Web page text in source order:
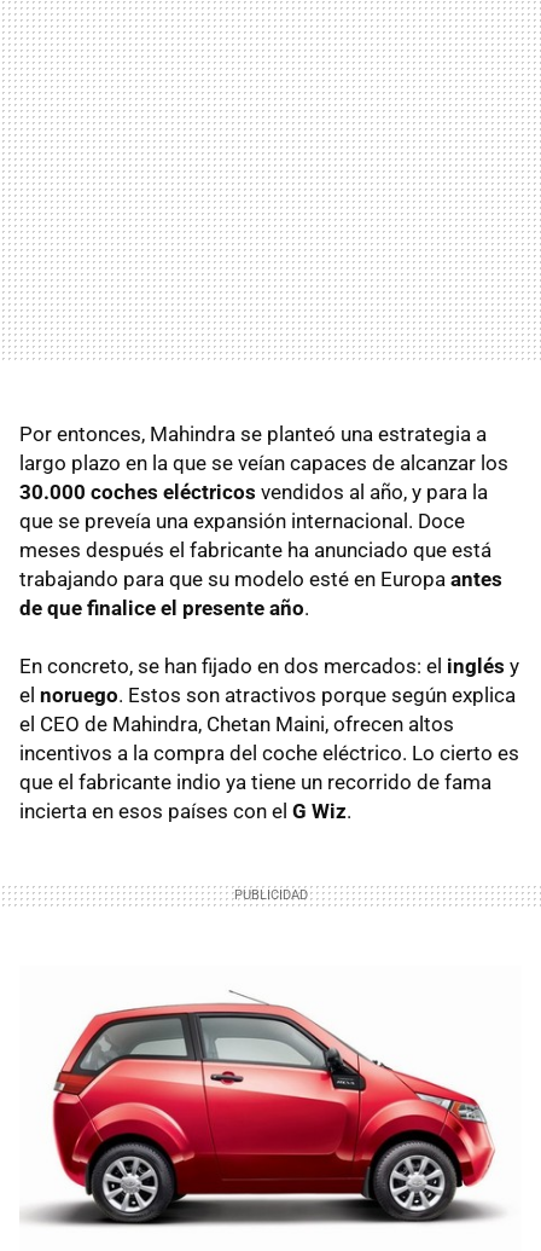
Por entonces, Mahindra se planteó una estrategia a
largo plazo en la que se veían capaces de alcanzar los
30.000 coches eléctricos vendidos al año, y para la
que se preveía una expansión internacional. Doce
meses después el fabricante ha anunciado que está
trabajando para que su modelo esté en Europa antes
de que finalice el presente año.
En concreto, se han fijado en dos mercados: el inglés y
el noruego. Estos son atractivos porque según explica
el CEO de Mahindra, Chetan Maini, ofrecen altos
incentivos a la compra del coche eléctrico. Lo cierto es
que el fabricante indio ya tiene un recorrido de fama
incierta en esos países con el G Wiz.